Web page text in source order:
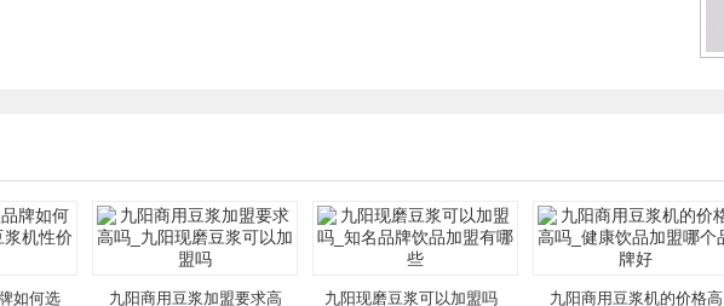
如何选
九阳商用豆浆加盟要求高
九阳现磨豆浆可以加盟吗_
九阳商用豆浆机的价格高